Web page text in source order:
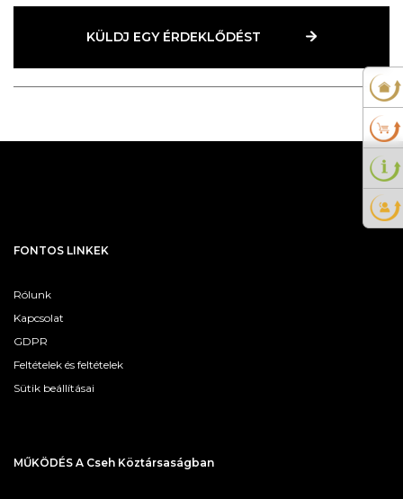
KÜLDJ EGY ÉRDEKLŐDÉST
FONTOS LINKEK
Rólunk
Kapcsolat
GDPR
Feltételek és feltételek
Sütik beállításai
MŰKÖDÉS A Cseh Köztársaságban